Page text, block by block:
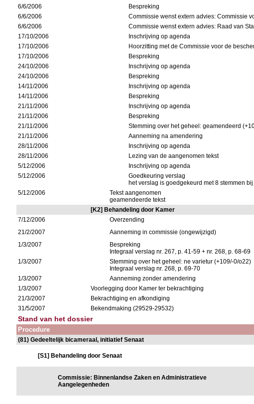
6/6/2006
Bespreking
6/6/2006
Commissie wenst extern advies: Commissie
6/6/2006
Commissie wenst extern advies: Raad van
17/10/2006
Inschrijving op agenda
17/10/2006
Hoorzitting met de Commissie voor de
17/10/2006
Bespreking
24/10/2006
Inschrijving op agenda
24/10/2006
Bespreking
14/11/2006
Inschrijving op agenda
14/11/2006
Bespreking
21/11/2006
Inschrijving op agenda
21/11/2006
Bespreking
21/11/2006
Stemming over het geheel: geamendeerd
21/11/2006
Aanneming na amendering
28/11/2006
Inschrijving op agenda
28/11/2006
Lezing van de aangenomen tekst
5/12/2006
Inschrijving op agenda
5/12/2006
Goedkeuring verslag
het verslag is goedgekeurd met 8 stemmen
5/12/2006
Tekst aangenomen
geamendeerde tekst
[K2] Behandeling door Kamer
7/12/2006
Overzending
21/2/2007
Aanneming in commissie (ongewijzigd)
1/3/2007
Bespreking
Integraal verslag nr. 267, p. 41-59 + nr. 268, p. 68-69
1/3/2007
Stemming over het geheel: ne varietur (+109/-0/o22)
Integraal verslag nr. 268, p. 69-70
1/3/2007
Aanneming zonder amendering
1/3/2007
Voorlegging door Kamer ter bekrachtiging
21/3/2007
Bekrachtiging en afkondiging
31/5/2007
Bekendmaking (29529-29532)
Stand van het dossier
Procedure
(81) Gedeeltelijk bicameraal, initiatief Senaat
[S1] Behandeling door Senaat
Commissie: Binnenlandse Zaken en Administratieve
Aangelegenheden